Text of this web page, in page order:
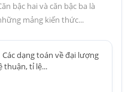
bậc hai và căn bậc ba là
mảng kiến thức...
Các dạng toán về đại lượng
thuận, tỉ lệ...